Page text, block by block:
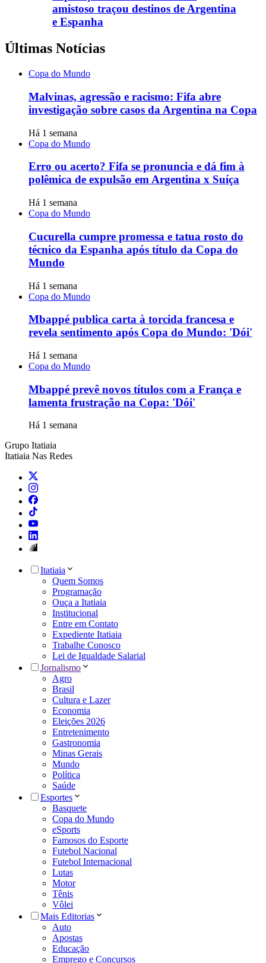
amistoso traçou destinos de Argentina
e Espanha
Últimas Notícias
Copa do Mundo
Malvinas, agressão e racismo: Fifa abre
investigação sobre casos da Argentina na Copa
Há 1 semana
Copa do Mundo
Erro ou acerto? Fifa se pronuncia e dá fim à
polêmica de expulsão em Argentina x Suíça
Há 1 semana
Copa do Mundo
Cucurella cumpre promessa e tatua rosto do
técnico da Espanha após título da Copa do
Mundo
Há 1 semana
Copa do Mundo
Mbappé publica carta à torcida francesa e
revela sentimento após Copa do Mundo: 'Dói'
Há 1 semana
Copa do Mundo
Mbappé prevê novos títulos com a França e
lamenta frustração na Copa: 'Dói'
Há 1 semana
Grupo Itatiaia
Itatiaia Nas Redes
Itatiaia
Quem Somos
Programação
Ouça a Itatiaia
Institucional
Entre em Contato
Expediente Itatiaia
Trabalhe Conosco
Lei de Igualdade Salarial
Jornalismo
Agro
Brasil
Cultura e Lazer
Economia
Eleições 2026
Entretenimento
Gastronomia
Minas Gerais
Mundo
Política
Saúde
Esportes
Basquete
Copa do Mundo
eSports
Famosos do Esporte
Futebol Nacional
Futebol Internacional
Lutas
Motor
Tênis
Vôlei
Mais Editorias
Auto
Apostas
Educação
Emprego e Concursos